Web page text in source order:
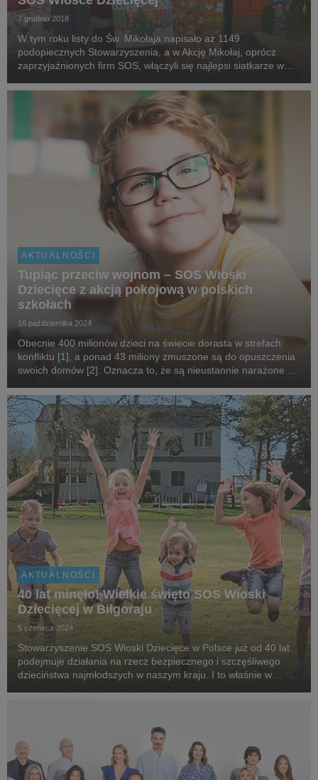
7 grudnia 2018
W tym roku listy do Św. Mikołaja napisało aż 1149
podopiecznych Stowarzyszenia, a w Akcję Mikołaj, oprócz
zaprzyjaźnionych firm SOS, włączyli się najlepsi siatkarze w
Ignaczak, który 6 grudnia odwiedził SOS Wioskę Dzi...
AKTUALNOŚCI
Tupiąc przeciw wojnom – SOS Wioski
Dziecięce z akcją pokojową w polskich
szkołach
16 października 2024
Obecnie 400 milionów dzieci na świecie dorasta w strefach
konfliktu [1], a ponad 43 miliony zmuszone są do opuszczenia
swoich domów [2]. Oznacza to, że są nieustannie narażone na
jako organizacja, która już od 40...
AKTUALNOŚCI
40 lat minęło! Wielkie święto SOS Wioski
Dziecięcej w Biłgoraju
5 czerwca 2024
Stowarzyszenie SOS Wioski Dziecięce w Polsce już od 40 lat
podejmuje działania na rzecz bezpiecznego i szczęśliwego
dzieciństwa najmłodszych w naszym kraju. I to właśnie w